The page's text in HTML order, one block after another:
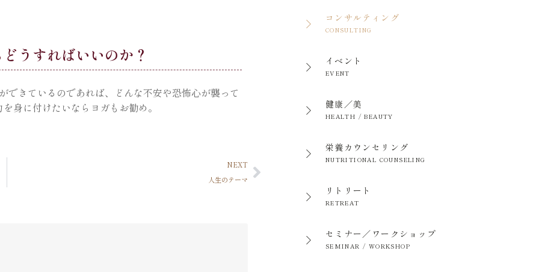
うすればいいのか？
できているのであれば、どんな不安や恐怖心が襲って
身に付けたいならヨガもお勧め。
NEXT
人生のテーマ
コンサルティング
CONSULTING
イベント
EVENT
健康／美
HEALTH / BEAUTY
栄養カウンセリング
NUTRITIONAL COUNSELING
リトリート
RETREAT
セミナー／ワークショップ
SEMINAR / WORKSHOP